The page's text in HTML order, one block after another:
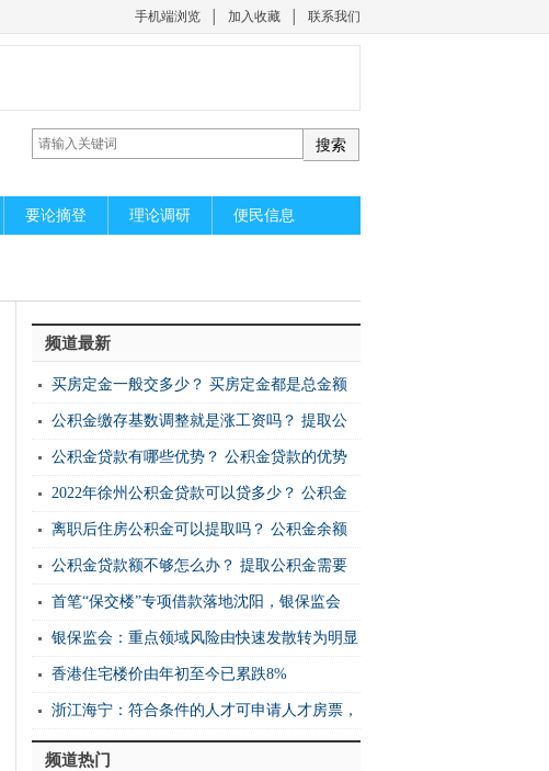
手机端浏览 加入收藏 联系我们
要论摘登 理论调研 便民信息
频道最新
买房定金一般交多少？ 买房定金都是总金额
公积金缴存基数调整就是涨工资吗？ 提取公
公积金贷款有哪些优势？ 公积金贷款的优势
2022年徐州公积金贷款可以贷多少？ 公积金
离职后住房公积金可以提取吗？ 公积金余额
公积金贷款额不够怎么办？ 提取公积金需要
首笔“保交楼”专项借款落地沈阳，银保监会
银保监会：重点领域风险由快速发散转为明显
香港住宅楼价由年初至今已累跌8%
浙江海宁：符合条件的人才可申请人才房票，
频道热门